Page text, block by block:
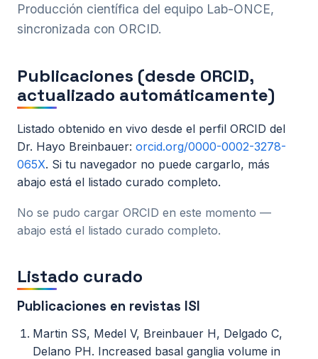
Publicaciones destacadas
Oferta de Tesis
Recursos Docentes
Todos los recursos
Esenciales de Vértigo
Fisiología básica
Clases on-line
Maniobras y Terapias
Seminarios de alumnos
Producción científica del equipo Lab-ONCE,
sincronizada con ORCID.
Publicaciones (desde ORCID,
actualizado automáticamente)
Listado obtenido en vivo desde el perfil ORCID del
Dr. Hayo Breinbauer: orcid.org/0000-0002-3278-
065X. Si tu navegador no puede cargarlo, más
abajo está el listado curado completo.
No se pudo cargar ORCID en este momento —
abajo está el listado curado completo.
Listado curado
Publicaciones en revistas ISI
Martin SS, Medel V, Breinbauer H, Delgado C,
Delano PH. Increased basal ganglia volume in